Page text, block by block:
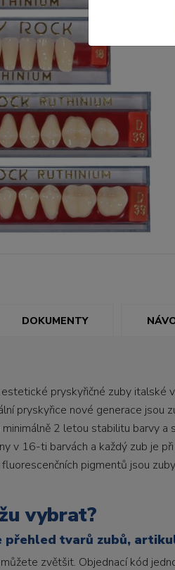
DOKUMENTY
pryskyřičné zuby italské
pryskyřice nové generace jsou
minimálně 2 letou stabilitu barvy
v 16-ti barvách a každý zub je
pigmentů jsou
vybrat?
přehled tvarů zubů,
zvětšit. Objednací kód